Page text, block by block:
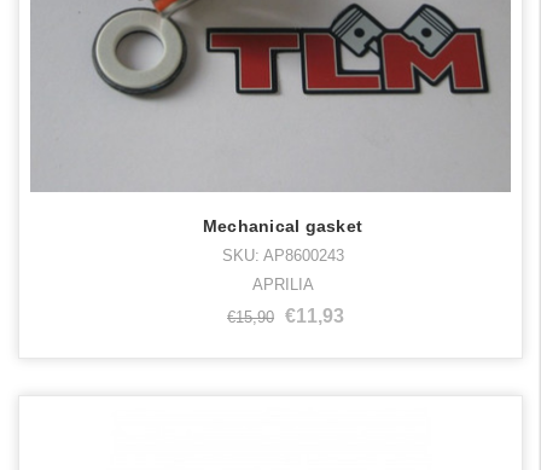
Mechanical gasket
SKU: AP8600243
APRILIA
€15,90 €11,93